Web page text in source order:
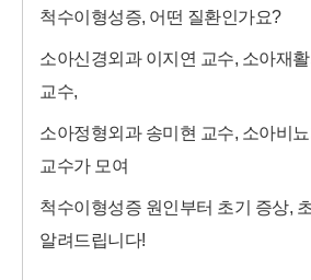
척수이형성증, 어떤 질환인가요?
소아신경외과 이지연 교수, 소아재
교수,
소아정형외과 송미현 교수, 소아비
교수가 모여
척수이형성증 원인부터 초기 증상,
알려드립니다!